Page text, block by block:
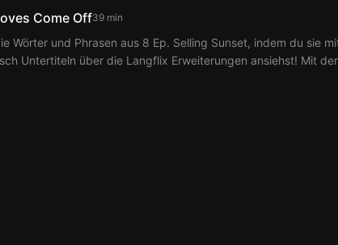
Come Off39 min
Wörter und Phrasen aus 8 Ep. Selling Sunset, indem du sie
Untertiteln über die Langflix Erweiterungen ansiehst! Mit